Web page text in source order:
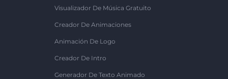
Visualizador De Música Gratuito
Creador De Animaciones
Animación De Logo
Creador De Intro
Generador De Texto Animado